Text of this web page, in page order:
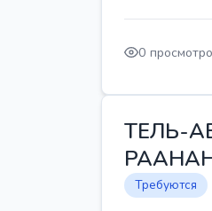
0
ТЕЛЬ-
Требуются